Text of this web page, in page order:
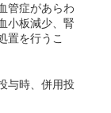
管症があらわ
小板減少、腎
置を行うこ
与時、併用投